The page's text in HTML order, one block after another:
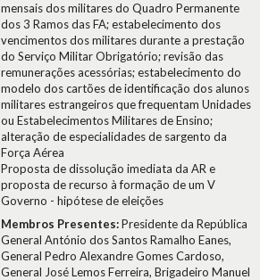
mensais dos militares do Quadro Permanente
dos 3 Ramos das FA; estabelecimento dos
vencimentos dos militares durante a prestação
do Serviço Militar Obrigatório; revisão das
remunerações acessórias; estabelecimento do
modelo dos cartões de identificação dos alunos
militares estrangeiros que frequentam Unidades
ou Estabelecimentos Militares de Ensino;
alteração de especialidades de sargento da
Força Aérea
Proposta de dissolução imediata da AR e
proposta de recurso à formação de um V
Governo - hipótese de eleições
Membros Presentes:Presidente da República
General António dos Santos Ramalho Eanes,
General Pedro Alexandre Gomes Cardoso,
General José Lemos Ferreira, Brigadeiro Manuel